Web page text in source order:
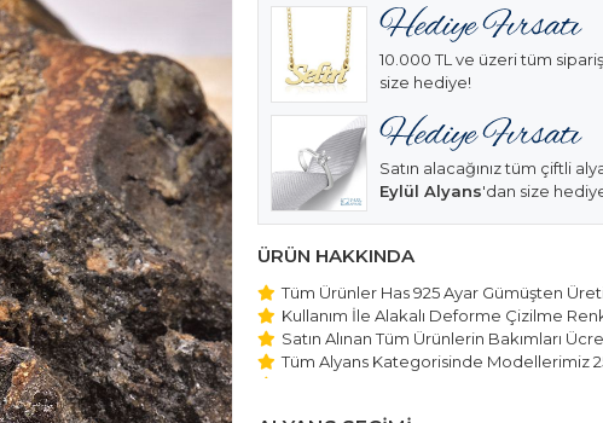
10.000 TL ve üzeri tüm
size hediye!
Satın alacağınız tüm çiftli
Eylül Alyans'dan size
ÜRÜN HAKKINDA
Tüm Ürünler Has 925 Ayar Gümüşten
Kullanım İle Alakalı Deforme Çizilme
Satın Alınan Tüm Ürünlerin Bakımları
Tüm Alyans Kategorisinde Modellerimiz
Beştaş Tektaş Kolye ve Bileklik